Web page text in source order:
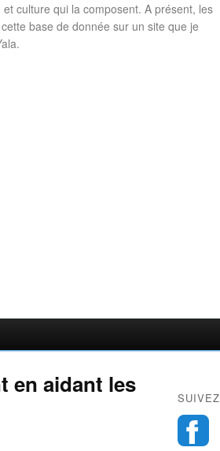
culture qui la composent. A présent, les
base de donnée sur un site que je
en aidant les